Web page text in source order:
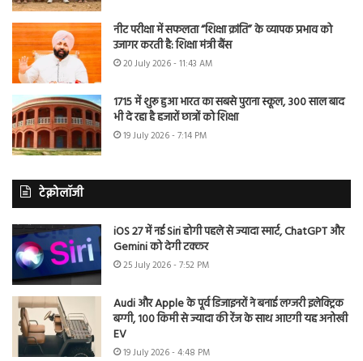
नीट परीक्षा में सफलता “शिक्षा क्रांति” के व्यापक प्रभाव को
उजागर करती है: शिक्षा मंत्री बैंस
20 July 2026 - 11:43 AM
1715 में शुरू हुआ भारत का सबसे पुराना स्कूल, 300 साल बाद
भी दे रहा है हजारों छात्रों को शिक्षा
19 July 2026 - 7:14 PM
टेक्नोलॉजी
iOS 27 में नई Siri होगी पहले से ज्यादा स्मार्ट, ChatGPT और
Gemini को देगी टक्कर
25 July 2026 - 7:52 PM
Audi और Apple के पूर्व डिजाइनरों ने बनाई लग्जरी इलेक्ट्रिक
बग्गी, 100 किमी से ज्यादा की रेंज के साथ आएगी यह अनोखी
EV
19 July 2026 - 4:48 PM